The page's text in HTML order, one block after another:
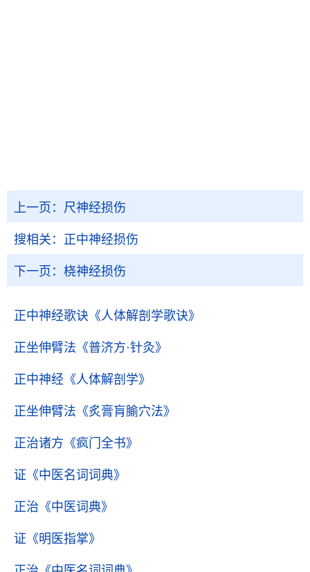
上一页： 尺神经损伤
搜相关： 正中神经损伤
下一页： 桡神经损伤
正中神经歌诀 《人体解剖学歌诀》
正坐伸臂法 《普济方·针灸》
正中神经 《人体解剖学》
正坐伸臂法 《炙膏肓腧穴法》
正治诸方 《疯门全书》
证 《中医名词词典》
正治 《中医词典》
证 《明医指掌》